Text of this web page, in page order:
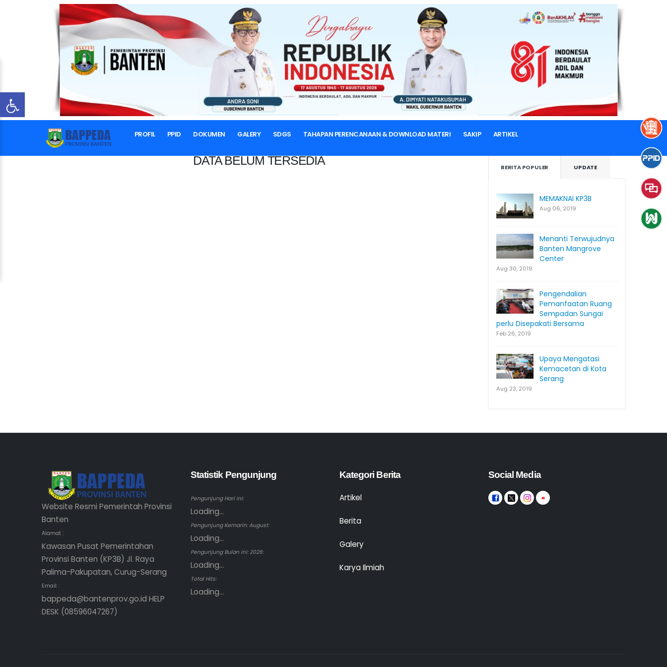
PROFIL PPID DOKUMEN GALERY SDGS TAHAPAN PERENCANAAN & DOWNLOAD MATERI SAKIP ARTIKEL
BERANDA
DATA BELUM TERSEDIA
BERITA POPULER UPDATE
MEMAKNAI KP3B
Aug 06, 2019
Menanti Terwujudnya
Banten Mangrove
Center
Aug 30, 2019
Pengendalian
Pemanfaatan Ruang
Sempadan Sungai
perlu Disepakati Bersama
Feb 26, 2019
Upaya Mengatasi
Kemacetan di Kota
Serang
Aug 23, 2019
Website Resmi Pemerintah Provinsi
Banten
Alamat :
Kawasan Pusat Pemerintahan
Provinsi Banten (KP3B) Jl. Raya
Palima-Pakupatan, Curug-Serang
Email :
bappeda@bantenprov.go.id HELP
DESK (08596047267)
Statistik Pengunjung
Pengunjung Hari ini:
Loading...
Pengunjung Kemarin: August:
Loading...
Pengunjung Bulan ini: 2026:
Loading...
Total Hits:
Loading...
Kategori Berita
Artikel
Berita
Galery
Karya Ilmiah
Social Media